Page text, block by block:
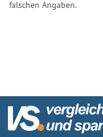
falschen Angaben.